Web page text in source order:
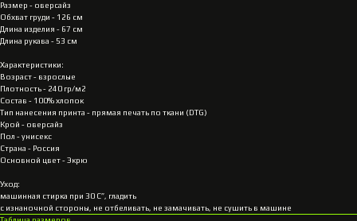
Размер - оверсайз
Обхват груди - 126 см
Длина изделия - 67 см
Длина рукава - 53 см
Характеристики:
Возраст - взрослые
Плотность - 240 гр/м2
Состав - 100% хлопок
Тип нанесения принта - прямая печать по ткани (DTG)
Крой - оверсайз
Пол - унисекс
Страна - Россия
Основной цвет - Экрю
Уход:
машинная стирка при 30 С”, гладить
с изнаночной стороны, не отбеливать, не замачивать, не сушить в машине